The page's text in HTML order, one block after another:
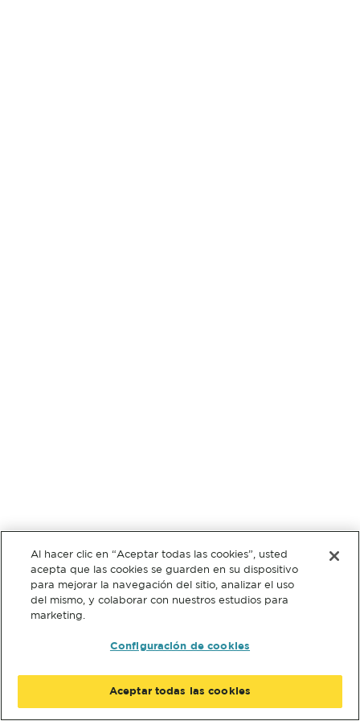
Al hacer clic en “Aceptar todas las cookies”, usted
acepta que las cookies se guarden en su dispositivo
para mejorar la navegación del sitio, analizar el uso
del mismo, y colaborar con nuestros estudios para
marketing.
Configuración de cookies
Aceptar todas las cookies